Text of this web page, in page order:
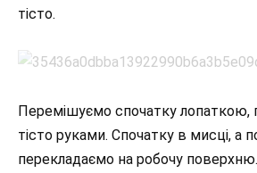
тісто.
Перемішуємо спочатку лопаткою,
тісто руками. Спочатку в мисці, а
перекладаємо на робочу поверхню.